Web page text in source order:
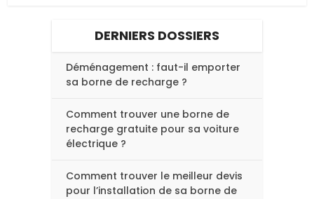
DERNIERS DOSSIERS
Déménagement : faut-il emporter
sa borne de recharge ?
Comment trouver une borne de
recharge gratuite pour sa voiture
électrique ?
Comment trouver le meilleur devis
pour l’installation de sa borne de